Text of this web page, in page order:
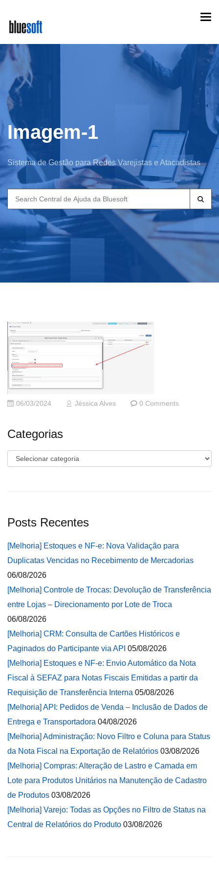
main
content
Imagem-1
Sistema de Gestão para Redes Varejistas e Atacadistas
Search
for:
06/03/2024 Jéssica Alves 0 Comments
Categorias
Categorias
Posts Recentes
[Melhoria] Estoques e NF-e: Nova Validação para
Duplicatas Vencidas no Recebimento de Mercadorias
06/08/2026
[Melhoria] Controle de Trocas: Devolução de Transferência
entre Lojas – Direcionamento por Lote de Troca
06/08/2026
[Melhoria] CRM: Consulta de Cartões Históricos e
Paginados do Participante via API 05/08/2026
[Melhoria] Estoques e NF-e: Envio Automático da Nota
Fiscal à SEFAZ para Notas Fiscais Emitidas a partir da
Requisição de Transferência Interna 05/08/2026
[Melhoria] API: Pedidos de Venda – Inclusão de Dados de
Entrega e Transportadora 04/08/2026
[Melhoria] Administração: Novo Filtro e Coluna para Status
da Nota Fiscal na Exportação de Relatórios 03/08/2026
[Melhoria] Compras: Alteração de Lastro e Camada em
Lote para Produtos Unitários na Manutenção de Cadastro
de Produtos 03/08/2026
[Melhoria] Varejo: Todas as Opções no Filtro de Status na
Central de Relatórios do Produto 03/08/2026